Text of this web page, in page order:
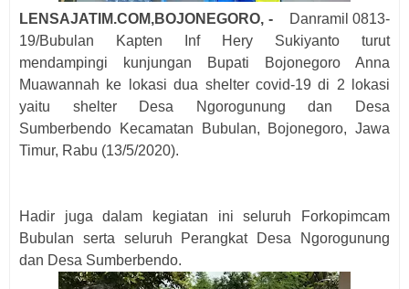
LENSAJATIM.COM,BOJONEGORO, -
Danramil 0813-
19/Bubulan Kapten Inf Hery Sukiyanto turut
mendampingi kunjungan Bupati Bojonegoro Anna
Muawannah ke lokasi dua shelter covid-19 di 2 lokasi
yaitu shelter Desa Ngorogunung dan Desa
Sumberbendo Kecamatan Bubulan, Bojonegoro, Jawa
Timur, Rabu (13/5/2020).
Hadir juga dalam kegiatan ini seluruh Forkopimcam
Bubulan serta seluruh Perangkat Desa Ngorogunung
dan Desa Sumberbendo.